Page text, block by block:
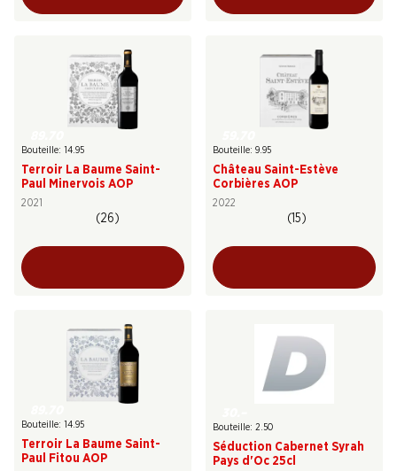
Bouteille: 14.95
Terroir La Baume Saint-
Paul Minervois AOP
2021
(26)
Bouteille: 9.95
Château Saint-Estève
Corbières AOP
2022
(15)
Bouteille: 14.95
Terroir La Baume Saint-
Paul Fitou AOP
Bouteille: 2.50
Séduction Cabernet Syrah
Pays d'Oc 25cl